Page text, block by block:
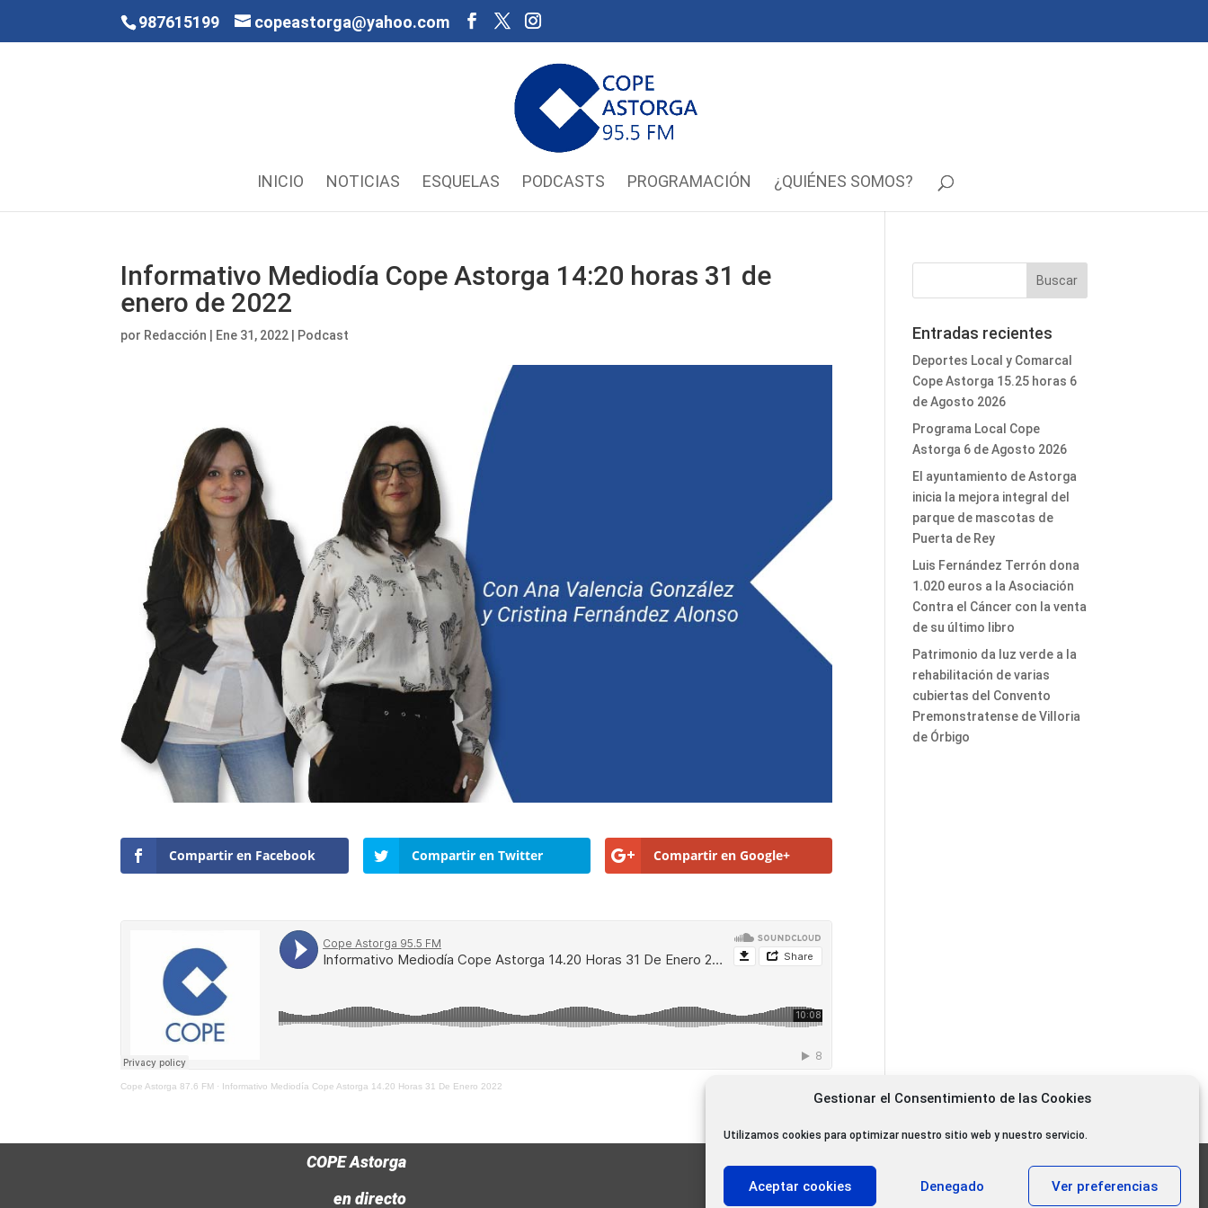
Gestionar el Consentimiento de las Cookies
Utilizamos cookies para optimizar nuestro sitio web y nuestro servicio.
Aceptar cookies Denegado Ver preferencias
987615199 copeastorga@yahoo.com
INICIO NOTICIAS ESQUELAS PODCASTS PROGRAMACIÓN ¿QUIÉNES SOMOS?
Informativo Mediodía Cope Astorga 14:20 horas 31 de
enero de 2022
por Redacción Ene 31, 2022 Podcast
Compartir en Facebook Compartir en Twitter Compartir en Google+
Cope Astorga 87.6 FM · Informativo Mediodía Cope Astorga 14.20 Horas 31 De Enero 2022
Entradas recientes
Deportes Local y Comarcal
Cope Astorga 15.25 horas 6
de Agosto 2026
Programa Local Cope
Astorga 6 de Agosto 2026
El ayuntamiento de Astorga
inicia la mejora integral del
parque de mascotas de
Puerta de Rey
Luis Fernández Terrón dona
1.020 euros a la Asociación
Contra el Cáncer con la venta
de su último libro
Patrimonio da luz verde a la
rehabilitación de varias
cubiertas del Convento
Premonstratense de Villoria
de Órbigo
COPE Astorga
en directo
11.000 oyentes diarios
11.000 Gracias